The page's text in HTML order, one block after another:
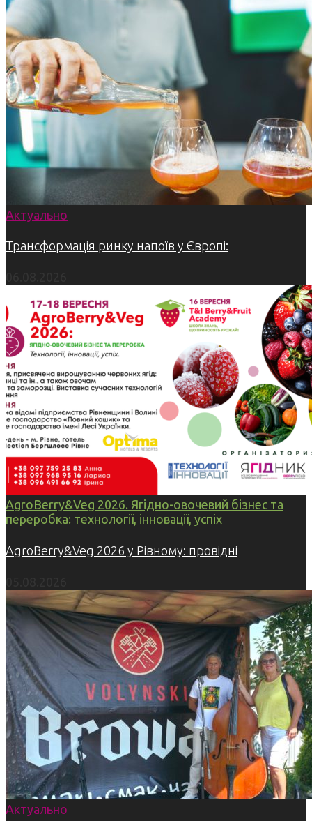
Актуально
Трансформація ринку напоїв у Європі:
AgroBerry&Veg 2026. Ягідно-овочевий бізнес та
переробка: технології, інновації, успіх
AgroBerry&Veg 2026 у Рівному: провідні
Актуально